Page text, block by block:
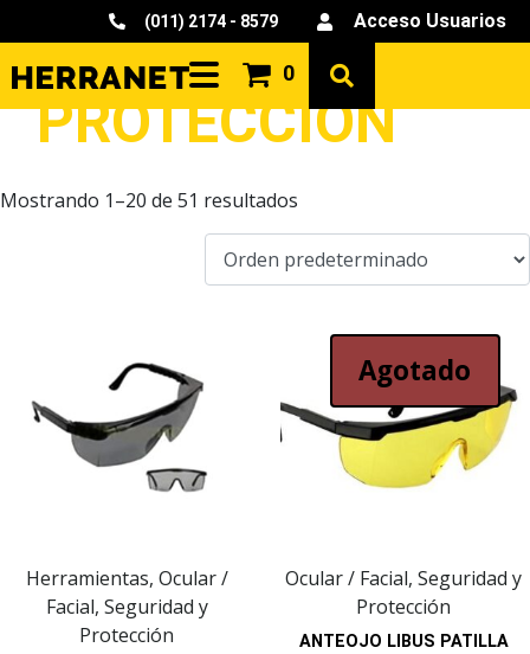
(011) 2174 - 8579 Acceso Usuarios
0
SEGURIDAD Y
PROTECCIÓN
Mostrando 1–20 de 51 resultados
Herramientas, Ocular /
Facial, Seguridad y
Protección
Agotado
Ocular / Facial, Seguridad y
Protección
ANTEOJO LIBUS PATILLA